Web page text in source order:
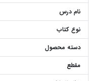
نام درس
نوع کتاب
دسته محصول
مقطع